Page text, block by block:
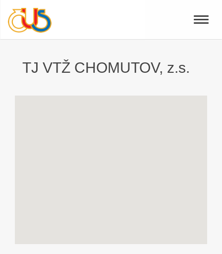
Toggle
TJ VTŽ CHOMUTOV, z.s.